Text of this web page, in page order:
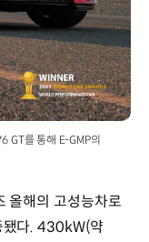
GT를 통해 E-GMP의
올해의 고성능차로
됐다. 430kW(약